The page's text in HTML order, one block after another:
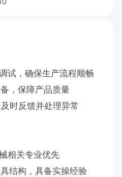
试，确保生产流程顺畅
，保障产品质量
时反馈并处理异常
相关专业优先
结构，具备实操经验